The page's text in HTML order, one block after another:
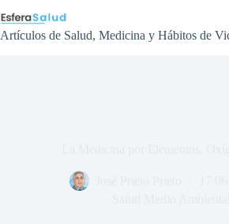
al
contenido
Artículos de Salud, Medicina y Hábitos de